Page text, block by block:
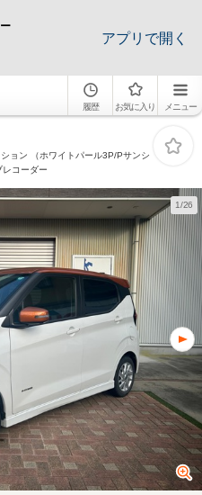
アプリで開く
履歴 お気に入り メニュー
ョン （ホワイトパール3P/Pサンシ
コーダー
1/26